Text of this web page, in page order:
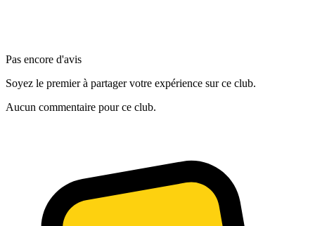
Pas encore d'avis
Soyez le premier à partager votre expérience sur ce club.
Aucun commentaire pour ce club.